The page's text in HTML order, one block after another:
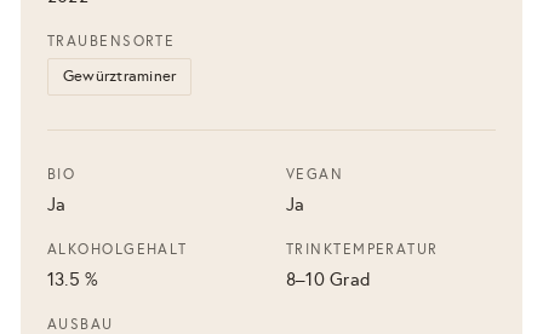
TRAUBENSORTE
Gewürztraminer
BIO
Ja
VEGAN
Ja
ALKOHOLGEHALT
13.5 %
TRINKTEMPERATUR
8–10 Grad
AUSBAU